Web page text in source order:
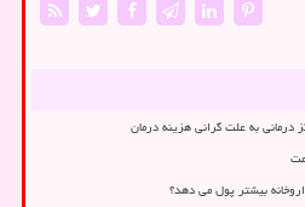
به علت گرانی هزینه درمان
بیشتر پول می دهد؟